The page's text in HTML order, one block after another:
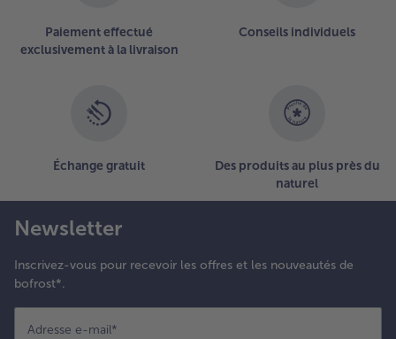
Paiement effectué
exclusivement à la livraison
Conseils individuels
Échange gratuit
Des produits au plus près du
naturel
Newsletter
Inscrivez-vous pour recevoir les offres et les nouveautés de
bofrost*.
Adresse e-mail*